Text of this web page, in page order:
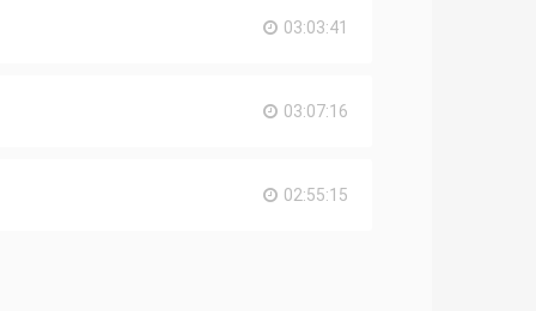
03:03:41
03:07:16
02:55:15